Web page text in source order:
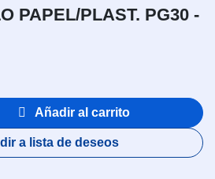
PAPEL/PLAST. PG30 -
Añadir al carrito
a lista de deseos